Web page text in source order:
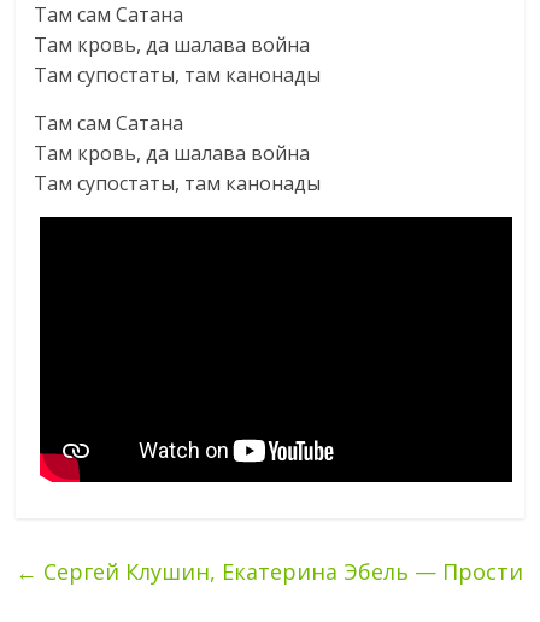
Там сам Сатана
Там кровь, да шалава война
Там супостаты, там канонады
Там сам Сатана
Там кровь, да шалава война
Там супостаты, там канонады
← Сергей Клушин, Екатерина Эбель — Прости